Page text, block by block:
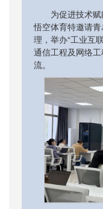
为促进技术
悟空体育特邀请
理，举办“工业互
通信工程及网络
流。